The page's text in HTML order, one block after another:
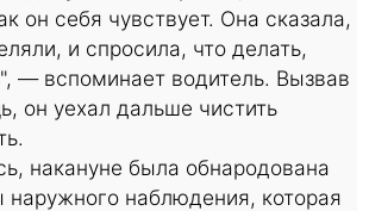
он себя чувствует. Она сказала,
и спросила, что делать,
— вспоминает водитель. Вызвав
он уехал дальше чистить
накануне была обнародована
наружного наблюдения, которая